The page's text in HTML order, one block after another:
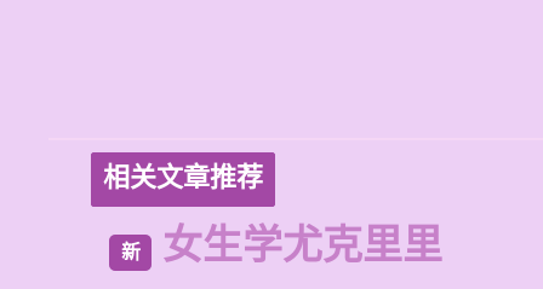
相关文章推荐
新 女生学尤克里里